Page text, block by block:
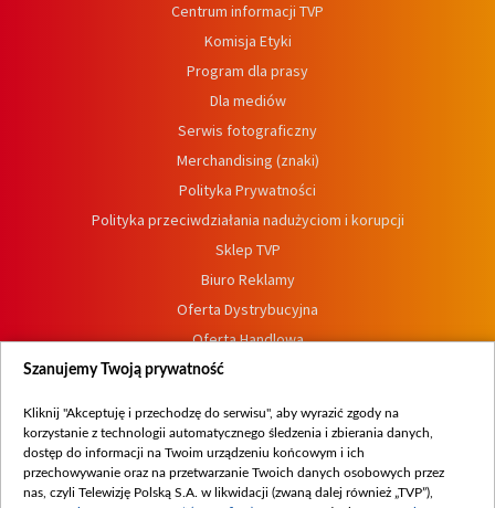
Centrum informacji TVP
Komisja Etyki
Program dla prasy
Dla mediów
Serwis fotograficzny
Merchandising (znaki)
Polityka Prywatności
Polityka przeciwdziałania nadużyciom i korupcji
Sklep TVP
Biuro Reklamy
Oferta Dystrybucyjna
Oferta Handlowa
Dostępność
Procedura zgłoszeń wewnętrznych
Szanujemy Twoją prywatność
Kliknij "Akceptuję i przechodzę do serwisu", aby wyrazić zgody na
korzystanie z technologii automatycznego śledzenia i zbierania danych,
dostęp do informacji na Twoim urządzeniu końcowym i ich
przechowywanie oraz na przetwarzanie Twoich danych osobowych przez
nas, czyli Telewizję Polską S.A. w likwidacji (zwaną dalej również „TVP”),